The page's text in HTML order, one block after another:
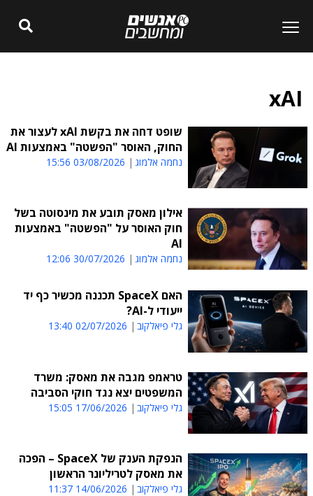
xAI
שופט דחה את בקשת xAI לעצור את
החוק, האוסר "הפשטה" באמצעות AI
נחמה אלמוג 03/08/2026 15:56
אילון מאסק תובע את מינסוטה בשל
חוק האוסר על "הפשטה" באמצעות
AI
נחמה אלמוג 30/07/2026 12:06
האם SpaceX תכננה מכשיר כף יד
ייעודי ל-AI?
גלי פיאלקוב 02/07/2026 13:40
טראמפ מגבה את מאסק: משרד
המשפטים יצא נגד חוקי הסביבה
גלי פיאלקוב 17/06/2026 15:05
הנפקת הענק של SpaceX – הפכה
את מאסק לטריליונר הראשון
גלי פיאלקוב 14/06/2026 11:37